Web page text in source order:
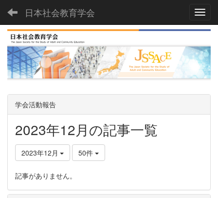
日本社会教育学会
学会活動報告
2023年12月の記事一覧
2023年12月 50件
記事がありません。